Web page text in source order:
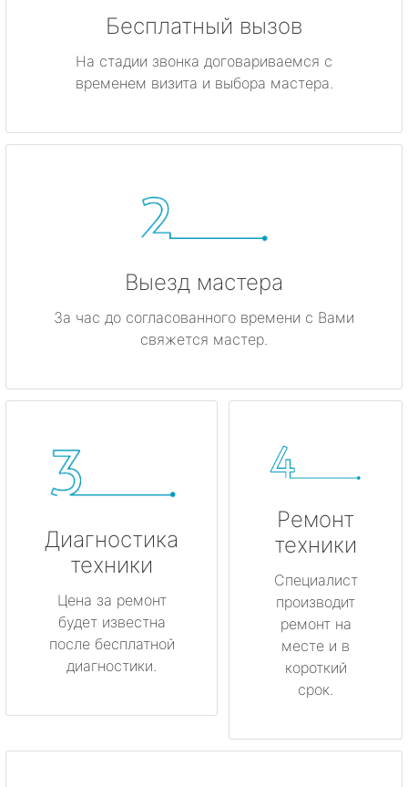
Бесплатный вызов
На стадии звонка договариваемся с
временем визита и выбора мастера.
Выезд мастера
За час до согласованного времени с Вами
свяжется мастер.
Диагностика
техники
Цена за ремонт
будет известна
после бесплатной
диагностики.
Ремонт
техники
Специалист
производит
ремонт на
месте и в
короткий
срок.